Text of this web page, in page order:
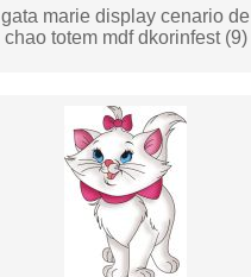
gata marie display cenario de
chao totem mdf dkorinfest (9)